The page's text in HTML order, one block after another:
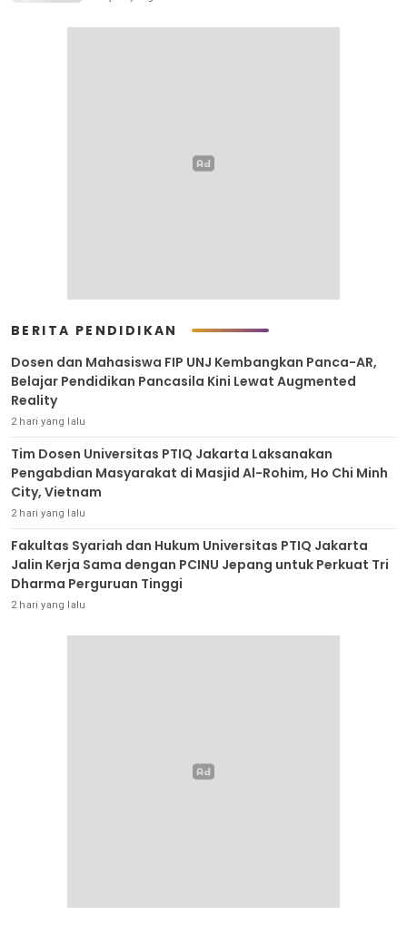
BERITA PENDIDIKAN
Dosen dan Mahasiswa FIP UNJ Kembangkan Panca-AR,
Belajar Pendidikan Pancasila Kini Lewat Augmented
Reality
2 hari yang lalu
Tim Dosen Universitas PTIQ Jakarta Laksanakan
Pengabdian Masyarakat di Masjid Al-Rohim, Ho Chi Minh
City, Vietnam
2 hari yang lalu
Fakultas Syariah dan Hukum Universitas PTIQ Jakarta
Jalin Kerja Sama dengan PCINU Jepang untuk Perkuat Tri
Dharma Perguruan Tinggi
2 hari yang lalu